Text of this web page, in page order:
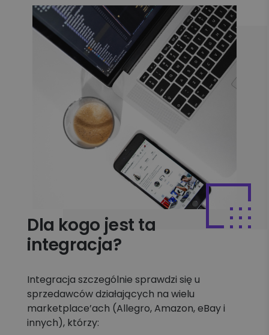
Dla kogo jest ta
integracja?
Integracja szczególnie sprawdzi się u
sprzedawców działających na wielu
marketplace’ach (Allegro, Amazon, eBay i
innych), którzy: